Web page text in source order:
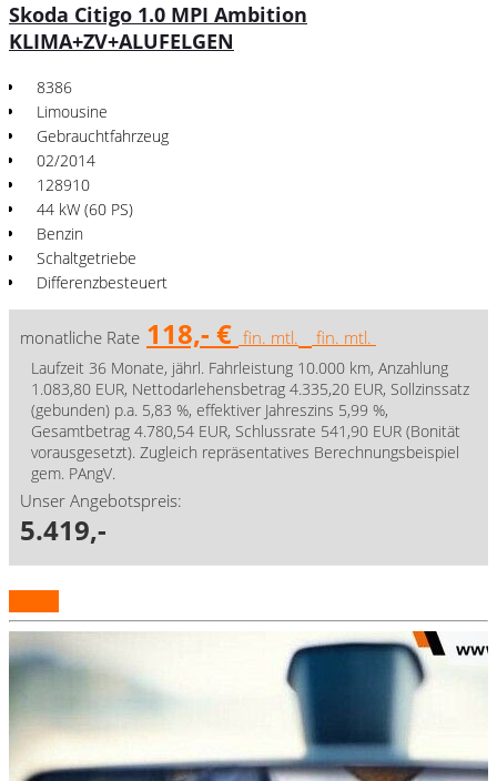
Skoda Citigo 1.0 MPI Ambition
KLIMA+ZV+ALUFELGEN
8386
Limousine
Gebrauchtfahrzeug
02/2014
128910
44 kW (60 PS)
Benzin
Schaltgetriebe
Differenzbesteuert
monatliche Rate 118,- € fin. mtl. fin. mtl.
Laufzeit 36 Monate, jährl. Fahrleistung 10.000 km, Anzahlung
1.083,80 EUR, Nettodarlehensbetrag 4.335,20 EUR, Sollzinssatz
(gebunden) p.a. 5,83 %, effektiver Jahreszins 5,99 %,
Gesamtbetrag 4.780,54 EUR, Schlussrate 541,90 EUR (Bonität
vorausgesetzt). Zugleich repräsentatives Berechnungsbeispiel
gem. PAngV.
Unser Angebotspreis:
5.419,-